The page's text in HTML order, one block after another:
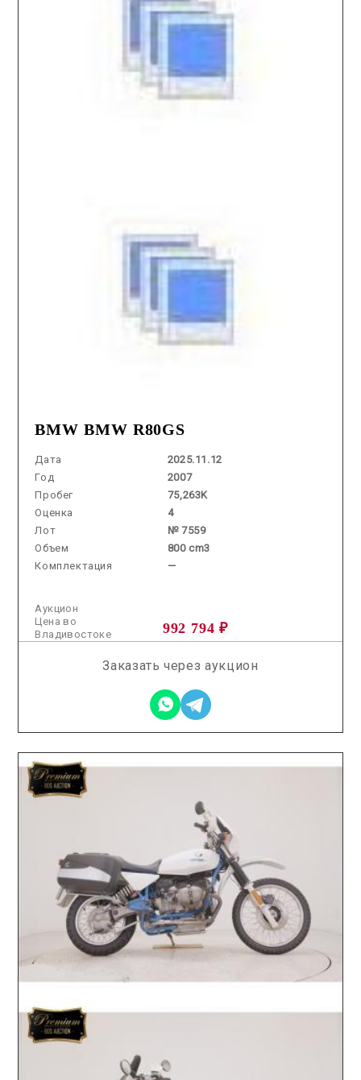
BMW BMW R80GS
Дата
2025.11.12
Год
2007
Пробег
75,263K
Оценка
4
Лот
№ 7559
Объем
800 cm3
Комплектация
—
Аукцион
992 794 ₽
Цена во
Владивостоке
Заказать через аукцион